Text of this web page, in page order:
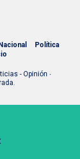
Nacional
Política
- Opinión ∙